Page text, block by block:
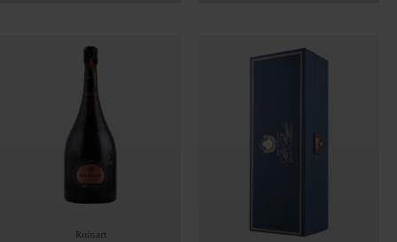
Ruinart